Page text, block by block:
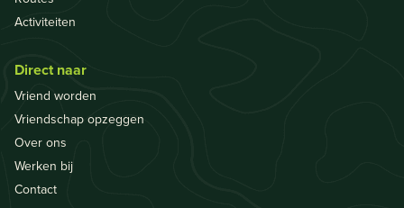
Activiteiten
Direct naar
Vriend worden
Vriendschap opzeggen
Over ons
Werken bij
Contact